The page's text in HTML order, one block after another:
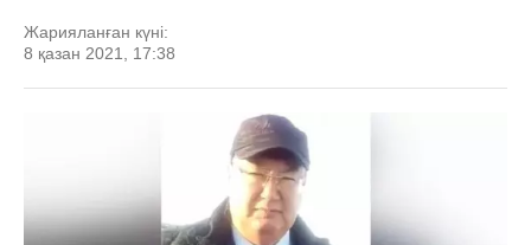
Жарияланған күні:
8 қазан 2021, 17:38